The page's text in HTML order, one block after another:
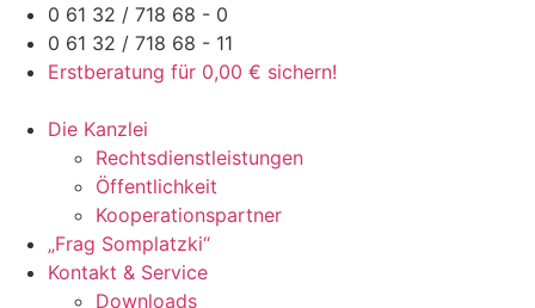
Zum
Inhalt
springen
0 61 32 / 718 68 - 0
0 61 32 / 718 68 - 11
Erstberatung für 0,00 € sichern!
Die Kanzlei
Rechtsdienstleistungen
Öffentlichkeit
Kooperationspartner
„Frag Somplatzki“
Kontakt & Service
Downloads